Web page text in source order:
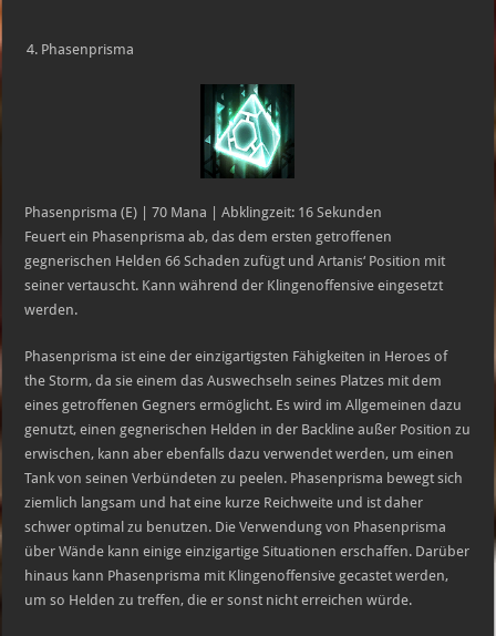
Phasenprisma
Phasenprisma (E) | 70 Mana | Abklingzeit: 16 Sekunden
Feuert ein Phasenprisma ab, das dem ersten getroffenen
gegnerischen Helden 66 Schaden zufügt und Artanis‘ Position mit
seiner vertauscht. Kann während der Klingenoffensive eingesetzt
werden.
Phasenprisma ist eine der einzigartigsten Fähigkeiten in Heroes of
the Storm, da sie einem das Auswechseln seines Platzes mit dem
eines getroffenen Gegners ermöglicht. Es wird im Allgemeinen dazu
genutzt, einen gegnerischen Helden in der Backline außer Position zu
erwischen, kann aber ebenfalls dazu verwendet werden, um einen
Tank von seinen Verbündeten zu peelen. Phasenprisma bewegt sich
ziemlich langsam und hat eine kurze Reichweite und ist daher
schwer optimal zu benutzen. Die Verwendung von Phasenprisma
über Wände kann einige einzigartige Situationen erschaffen. Darüber
hinaus kann Phasenprisma mit Klingenoffensive gecastet werden,
um so Helden zu treffen, die er sonst nicht erreichen würde.